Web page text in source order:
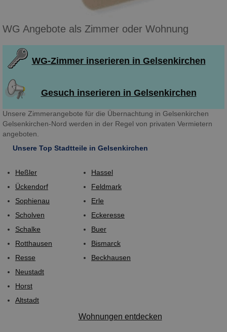
WG Angebote als Zimmer oder Wohnung
WG-Zimmer inserieren in Gelsenkirchen
Gesuch inserieren in Gelsenkirchen
Unsere Zimmerangebote für die Übernachtung in Gelsenkirchen
Gelsenkirchen-Nord werden in der Regel von privaten Vermietern
angeboten.
Unsere Top Stadtteile in Gelsenkirchen
Heßler
Ückendorf
Sophienau
Scholven
Schalke
Rotthausen
Resse
Neustadt
Horst
Altstadt
Hassel
Feldmark
Erle
Eckeresse
Buer
Bismarck
Beckhausen
Wohnungen entdecken